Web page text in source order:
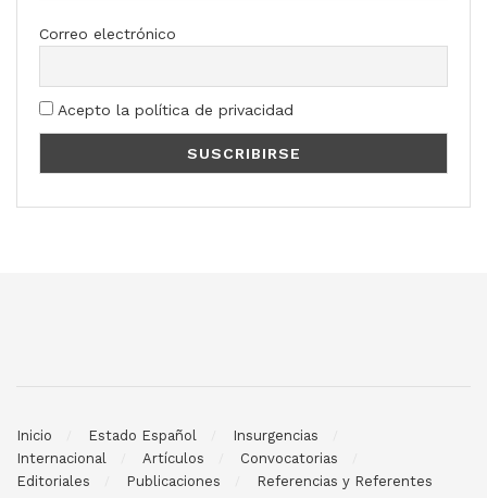
Correo electrónico
Acepto la política de privacidad
Inicio Estado Español
Insurgencias
Internacional
Artículos
Convocatorias
Editoriales
Publicaciones Referencias y Referentes